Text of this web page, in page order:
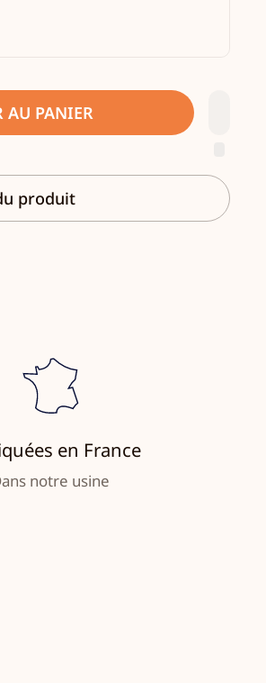
AU PANIER
produit
en France
notre usine